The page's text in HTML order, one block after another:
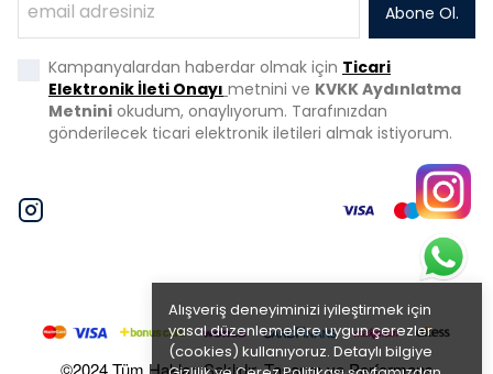
Alışveriş deneyiminizi iyileştirmek için
yasal düzenlemelere uygun çerezler
(cookies) kullanıyoruz. Detaylı bilgiye
Abone Ol.
Kampanyalardan haberdar olmak için Ticari
Elektronik İleti Onayı metnini ve KVKK Aydınlatma
Metnini okudum, onaylıyorum. Tarafınızdan
gönderilecek ticari elektronik iletileri almak istiyorum.
©2024 Tüm Hakları Saklıdır. Tasarım ve Performans